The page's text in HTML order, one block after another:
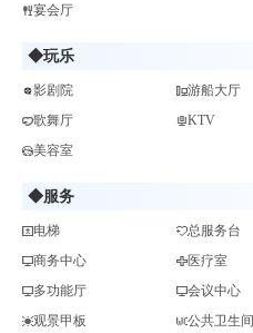
宴会厅
◆玩乐
影剧院 游船大厅
歌舞厅
KTV
美容室
◆服务
电梯 总服务台
商务中心
医疗室
多功能厅
会议中心
观景甲板
公共卫生间